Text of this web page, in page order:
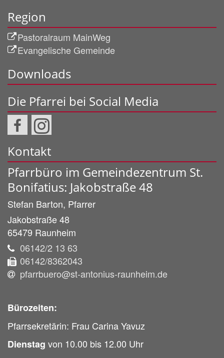
Region
Pastoralraum MainWeg
Evangelische Gemeinde
Downloads
Die Pfarrei bei Social Media
Kontakt
Pfarrbüro im Gemeindezentrum St.
Bonifatius: Jakobstraße 48
Stefan Barton, Pfarrer
Jakobstraße 48
65479 Raunheim
06142/2 13 63
06142/8362043
pfarrbuero@st-antonius-raunheim.de
Bürozeiten:
Pfarrsekretärin: Frau Carina Yavuz
Dienstag von 10.00 bis 12.00 Uhr